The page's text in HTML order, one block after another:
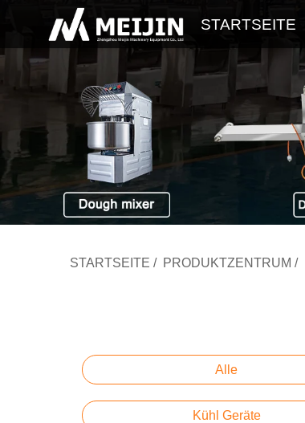
STARTSEITE
STARTSEITE / PRODUKTZENTRUM /
Alle
Kühl Geräte